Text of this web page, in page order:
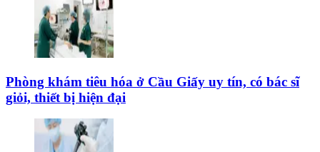
Phòng khám tiêu hóa ở Cầu Giấy uy tín, có bác sĩ
giỏi, thiết bị hiện đại